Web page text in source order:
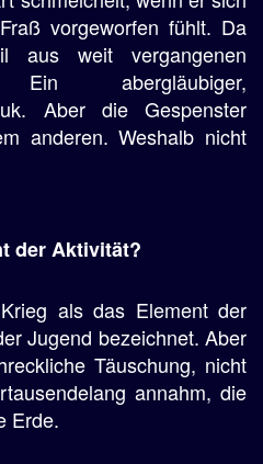
vorgeworfen fühlt. Da
aus weit vergangenen
abergläubiger,
Aber die Gespenster
anderen. Weshalb nicht
der Aktivität?
als das Element der
Jugend bezeichnet. Aber
Täuschung, nicht
annahm, die
Erde.